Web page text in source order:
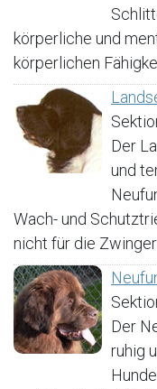
körperliche und
körperlichen
Der
und
Wach- und
nicht für die
Der
ruhig